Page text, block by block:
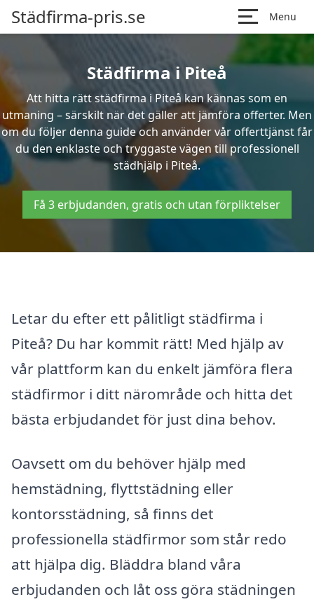
Städfirma-pris.se Menu
Städfirma i Piteå
Att hitta rätt städfirma i Piteå kan kännas som en
utmaning – särskilt när det gäller att jämföra offerter. Men
om du följer denna guide och använder vår offerttjänst får
du den enklaste och tryggaste vägen till professionell
städhjälp i Piteå.
Få 3 erbjudanden, gratis och utan förpliktelser
Letar du efter ett pålitligt städfirma i
Piteå? Du har kommit rätt! Med hjälp av
vår plattform kan du enkelt jämföra flera
städfirmor i ditt närområde och hitta det
bästa erbjudandet för just dina behov.
Oavsett om du behöver hjälp med
hemstädning, flyttstädning eller
kontorsstädning, så finns det
professionella städfirmor som står redo
att hjälpa dig. Bläddra bland våra
erbjudanden och låt oss göra städningen